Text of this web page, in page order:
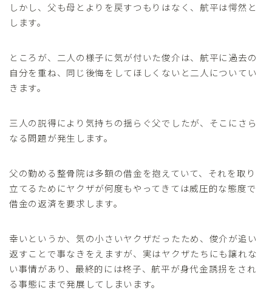
しかし、父も母とよりを戻すつもりはなく、航平は愕然と
します。
ところが、二人の様子に気が付いた俊介は、航平に過去の
自分を重ね、同じ後悔をしてほしくないと二人についてい
きます。
三人の説得により気持ちの揺らぐ父でしたが、そこにさら
なる問題が発生します。
父の勤める整骨院は多額の借金を抱えていて、それを取り
立てるためにヤクザが何度もやってきては威圧的な態度で
借金の返済を要求します。
幸いというか、気の小さいヤクザだったため、俊介が追い
返すことで事なきをえますが、実はヤクザたちにも譲れな
い事情があり、最終的には柊子、航平が身代金誘拐をされ
る事態にまで発展してしまいます。